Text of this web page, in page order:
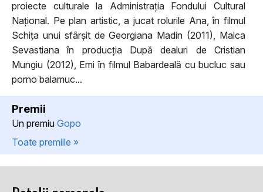
proiecte culturale la Administrația Fondului Cultural
Național. Pe plan artistic, a jucat rolurile Ana, în filmul
Schița unui sfârșit de Georgiana Madin (2011), Maica
Sevastiana în producția După dealuri de Cristian
Mungiu (2012), Emi în filmul Babardeală cu bucluc sau
porno balamuc...
Premii
Un premiu Gopo
Toate premiile »